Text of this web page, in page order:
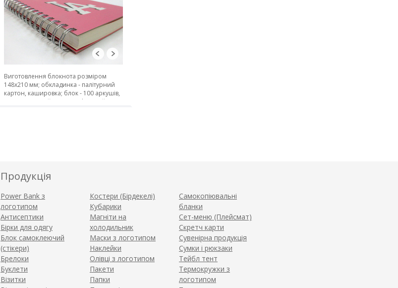
Виготовлення блокнота розміром
148х210 мм; обкладинка - палітурний
картон, кашировка; блок - 100 аркушів,
папір кремовий 80 г/м2, офсетний друк;
Продукція
Power Bank з
логотипом
Антисептики
Бірки для одягу
Блок самоклеючий
(стікери)
Брелоки
Буклети
Візитки
Костери (Бірдекелі)
Кубарики
Магніти на
холодильник
Маски з логотипом
Наклейки
Олівці з логотипом
Пакети
Папки
Самокопіювальні
бланки
Сет-меню (Плейсмат)
Скретч карти
Сувенірна продукція
Сумки і рюкзаки
Тейбл тент
Термокружки з
логотипом